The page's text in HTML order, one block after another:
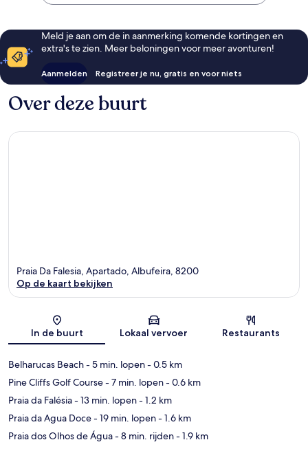
Meld je aan om de in aanmerking komende kortingen en
extra's te zien. Meer beloningen voor meer avonturen!
Aanmelden Registreer je nu, gratis en voor niets
Over deze buurt
Kaart
Praia Da Falesia, Apartado, Albufeira, 8200
Op de kaart bekijken
In de buurt Lokaal vervoer Restaurants
Belharucas Beach- 5 min. lopen- 0.5 km
Pine Cliffs Golf Course- 7 min. lopen- 0.6 km
Praia da Falésia- 13 min. lopen- 1.2 km
Praia da Agua Doce- 19 min. lopen- 1.6 km
Praia dos Olhos de Água- 8 min. rijden- 1.9 km